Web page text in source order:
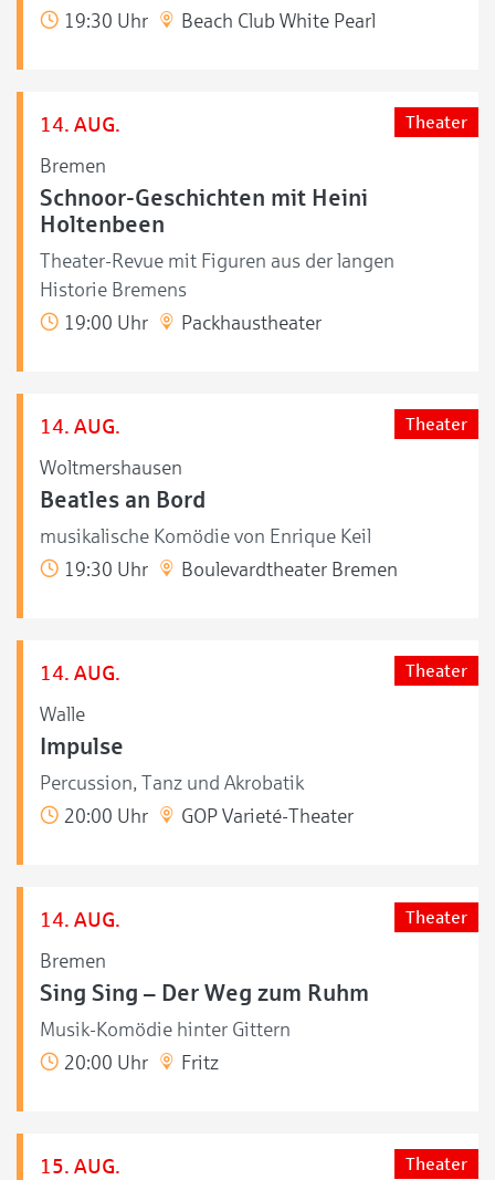
19:30 Uhr
Beach Club White Pearl
14. AUG.
Bremen
Theater
Schnoor-Geschichten mit Heini
Holtenbeen
Theater-Revue mit Figuren aus der langen
Historie Bremens
19:00 Uhr
Packhaustheater
14. AUG.
Woltmershausen
Theater
Beatles an Bord
musikalische Komödie von Enrique Keil
19:30 Uhr
Boulevardtheater Bremen
14. AUG.
Walle
Theater
Impulse
Percussion, Tanz und Akrobatik
20:00 Uhr
GOP Varieté-Theater
14. AUG.
Bremen
Theater
Sing Sing – Der Weg zum Ruhm
Musik-Komödie hinter Gittern
20:00 Uhr
Fritz
15. AUG. Theater